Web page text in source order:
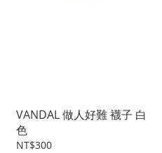
VANDAL 做人好難 襪子 白
色
NT$300